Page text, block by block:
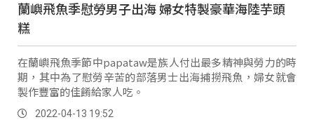
蘭嶼飛魚季慰勞男子出海 婦女特製豪華海陸芋頭
糕
在蘭嶼飛魚季節中papataw是族人付出最多精神與勞力的時
期，其中為了慰勞辛苦的部落男士出海捕撈飛魚，婦女就會
製作豐富的佳餚給家人吃。
2022-04-13 19:52